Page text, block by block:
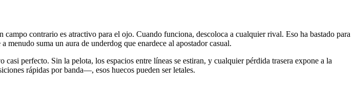
contrario es atractivo para el ojo. Cuando funciona, descoloca a cualquier rival. Eso ha bastado para
suma un aura de underdog que enardece al apostador casual.
perfecto. Sin la pelota, los espacios entre líneas se estiran, y cualquier pérdida trasera expone a la
rápidas por banda—, esos huecos pueden ser letales.